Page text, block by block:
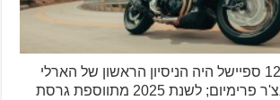
הפאן אמריקה 1250 ספיישל היה הניסיון הראשון של הארלי
בקטגוריית האדוונצ'ר פרימיום; לשנת 2025 מתווספת גרסת